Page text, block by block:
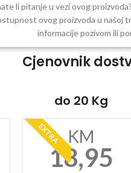
li pitanje u vezi ovog
ovog proizvoda u našoj
informacije pozivom ili
Cjenovnik
do 20 Kg
EXTRA KM
18,95